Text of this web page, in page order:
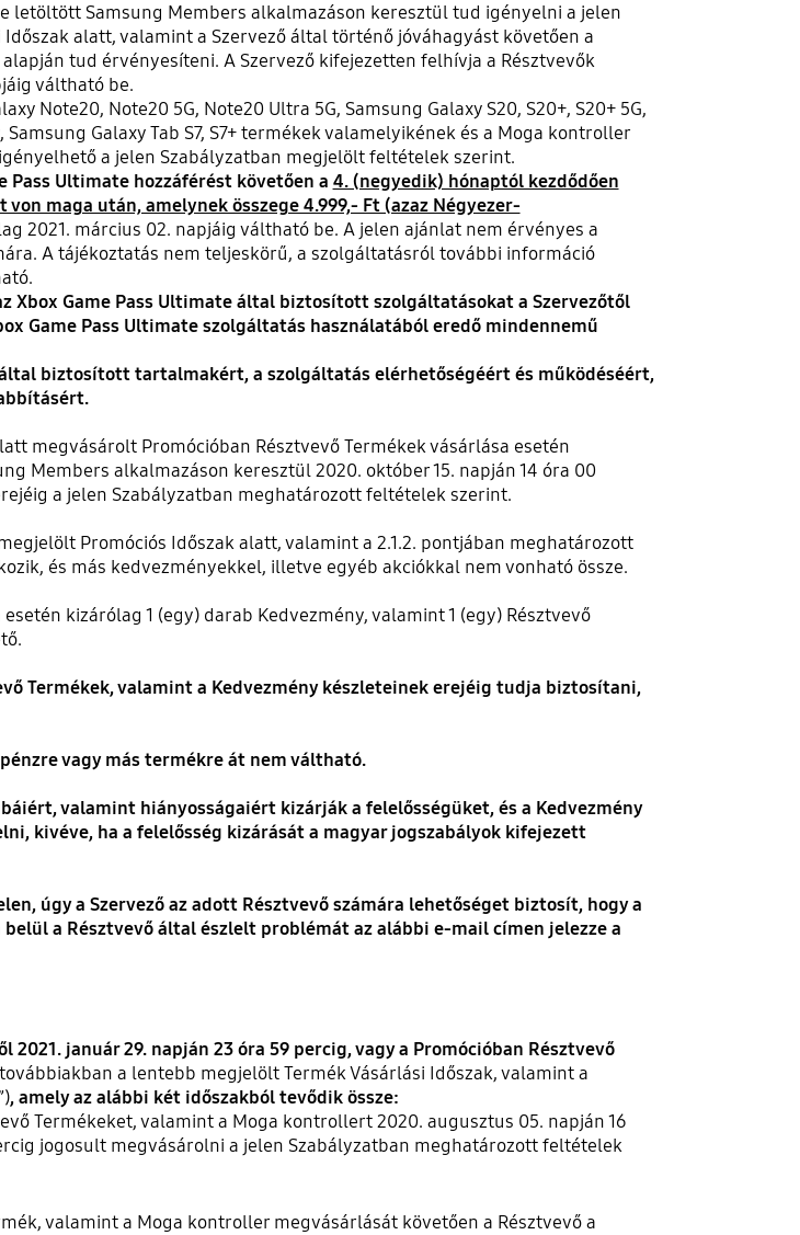
letöltött Samsung Members alkalmazáson keresztül tud igényelni a jelen
alatt, valamint a Szervező által történő jóváhagyást követően a
tud érvényesíteni. A Szervező kifejezetten felhívja a Résztvevők
váltható be.
Note20, Note20 5G, Note20 Ultra 5G, Samsung Galaxy S20, S20+, S20+ 5G,
Samsung Galaxy Tab S7, S7+ termékek valamelyikének és a Moga kontroller
a jelen Szabályzatban megjelölt feltételek szerint.
Pass Ultimate hozzáférést követően a 4. (negyedik) hónaptól kezdődően
maga után, amelynek összege 4.999,- Ft (azaz Négyezer-
2021. március 02. napjáig váltható be. A jelen ajánlat nem érvényes a
A tájékoztatás nem teljeskörű, a szolgáltatásról további információ
Xbox Game Pass Ultimate által biztosított szolgáltatásokat a Szervezőtől
Game Pass Ultimate szolgáltatás használatából eredő mindennemű
biztosított tartalmakért, a szolgáltatás elérhetőségéért és működéséért,
Promócióban Résztvevő Termékek vásárlása esetén
Members alkalmazáson keresztül 2020. október 15. napján 14 óra 00
a jelen Szabályzatban meghatározott feltételek szerint.
Promóciós Időszak alatt, valamint a 2.1.2. pontjában meghatározott
és más kedvezményekkel, illetve egyéb akciókkal nem vonható össze.
kizárólag 1 (egy) darab Kedvezmény, valamint 1 (egy) Résztvevő
Termékek, valamint a Kedvezmény készleteinek erejéig tudja biztosítani,
vagy más termékre át nem váltható.
valamint hiányosságaiért kizárják a felelősségüket, és a Kedvezmény
kivéve, ha a felelősség kizárását a magyar jogszabályok kifejezett
úgy a Szervező az adott Résztvevő számára lehetőséget biztosít, hogy a
a Résztvevő által észlelt problémát az alábbi e-mail címen jelezze a
január 29. napján 23 óra 59 percig, vagy a Promócióban Résztvevő
a lentebb megjelölt Termék Vásárlási Időszak, valamint a
, amely az alábbi két időszakból tevődik össze:
Termékeket, valamint a Moga kontrollert 2020. augusztus 05. napján 16
jogosult megvásárolni a jelen Szabályzatban meghatározott feltételek
valamint a Moga kontroller megvásárlását követően a Résztvevő a